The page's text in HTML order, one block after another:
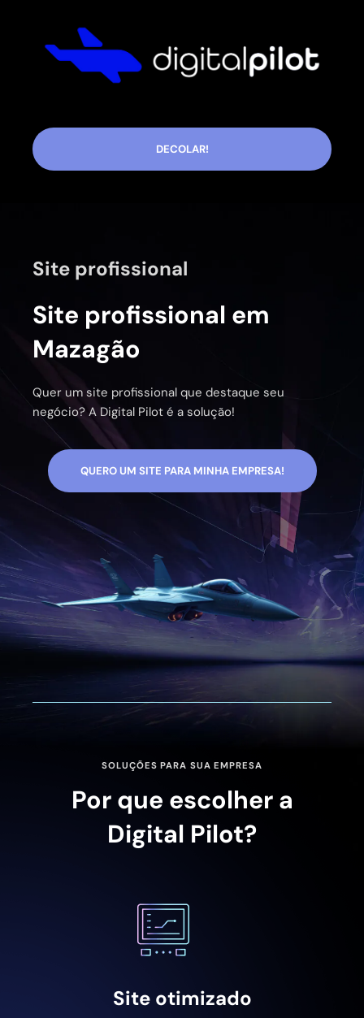
DECOLAR!
Site profissional
Site profissional em
Mazagão
Quer um site profissional que destaque seu
negócio? A Digital Pilot é a solução!
QUERO UM SITE PARA MINHA EMPRESA!
SOLUÇÕES PARA SUA EMPRESA
Por que escolher a
Digital Pilot?
Site otimizado